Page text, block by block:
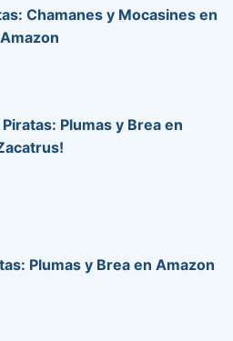
Chamanes y Mocasines en
Amazon
Plumas y Brea en
Plumas y Brea en Amazon